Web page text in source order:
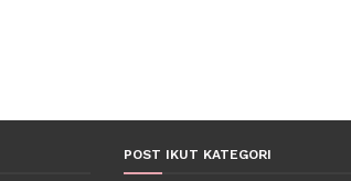
POST IKUT KATEGORI